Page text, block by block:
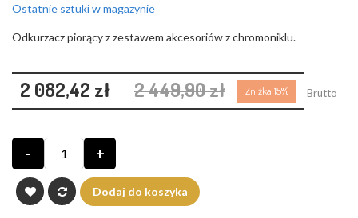
Ostatnie sztuki w magazynie
Odkurzacz piorący z zestawem akcesoriów z chromoniklu.
2 082,42 zł 2 449,90 zł Zniżka 15% Brutto
- +
Dodaj do koszyka